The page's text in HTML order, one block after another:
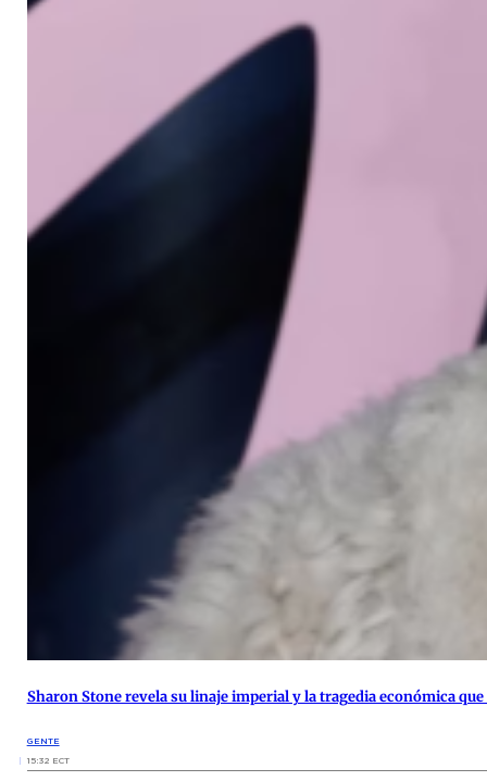
Sharon Stone revela su linaje imperial y la tragedia económica que
GENTE
15:32 ECT